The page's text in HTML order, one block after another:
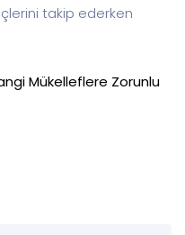
takip ederken
Mükelleflere Zorunlu